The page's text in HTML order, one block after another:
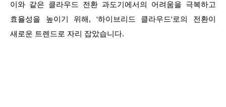
이와 같은 클라우드 전환 과도기에서의 어려움을 극복하고
효율성을 높이기 위해, '하이브리드 클라우드'로의 전환이
새로운 트렌드로 자리 잡았습니다.